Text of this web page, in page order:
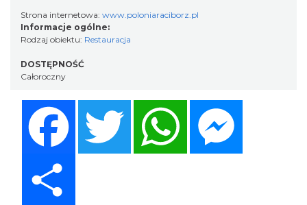
Strona internetowa: www.poloniaraciborz.pl
Informacje ogólne:
Rodzaj obiektu: Restauracja
DOSTĘPNOŚĆ
Całoroczny
Twitter WhatsApp